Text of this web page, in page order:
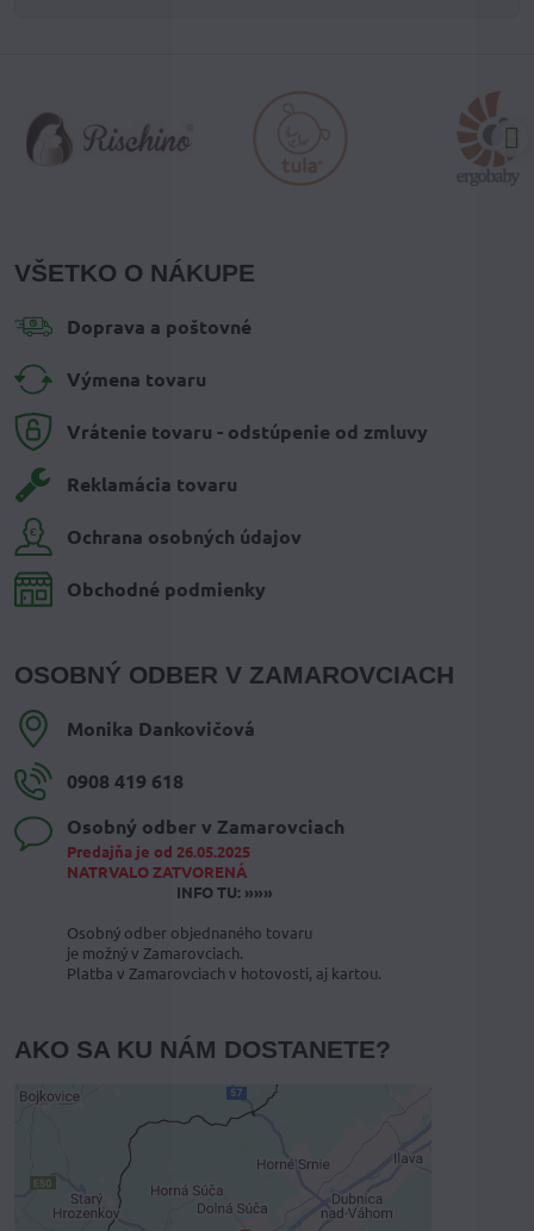
VŠETKO O NÁKUPE
Doprava a poštovné
Výmena tovaru
Vrátenie tovaru - odstúpenie od zmluvy
Reklamácia tovaru
Ochrana osobných údajov
Obchodné podmienky
OSOBNÝ ODBER V ZAMAROVCIACH
Monika Dankovičová
0908 419 618
Osobný odber v Zamarovciach
Predajňa je od 26.05.2025
NATRVALO ZATVORENÁ
INFO TU: »»»
Osobný odber objednaného tovaru
je možný v Zamarovciach.
Platba v Zamarovciach v hotovosti, aj kartou.
AKO SA KU NÁM DOSTANETE?
Externý obsah je blokovaný
Voľbami súkromia